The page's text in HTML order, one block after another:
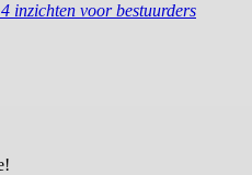
inzichten voor bestuurders